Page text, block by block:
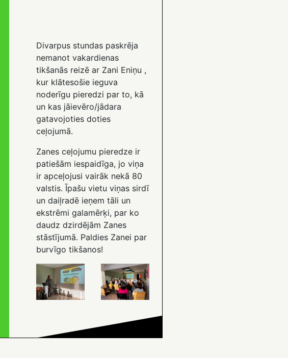
Divarpus stundas paskrēja
nemanot vakardienas
tikšanās reizē ar Zani Eniņu ,
kur klātesošie ieguva
noderīgu pieredzi par to, kā
un kas jāievēro/jādara
gatavojoties doties
ceļojumā.
Zanes ceļojumu pieredze ir
patiešām iespaidīga, jo viņa
ir apceļojusi vairāk nekā 80
valstis. Īpašu vietu viņas sirdī
un daiļradē ieņem tāli un
ekstrēmi galamērķi, par ko
daudz dzirdējām Zanes
stāstījumā. Paldies Zanei par
burvīgo tikšanos!